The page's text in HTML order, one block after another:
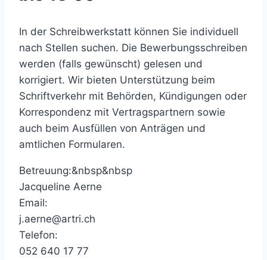
In der Schreibwerkstatt können Sie individuell
nach Stellen suchen. Die Bewerbungsschreiben
werden (falls gewünscht) gelesen und
korrigiert. Wir bieten Unterstützung beim
Schriftverkehr mit Behörden, Kündigungen oder
Korrespondenz mit Vertragspartnern sowie
auch beim Ausfüllen von Anträgen und
amtlichen Formularen.
Betreuung:&nbsp&nbsp
Jacqueline Aerne
Email:
j.aerne@artri.ch
Telefon:
052 640 17 77